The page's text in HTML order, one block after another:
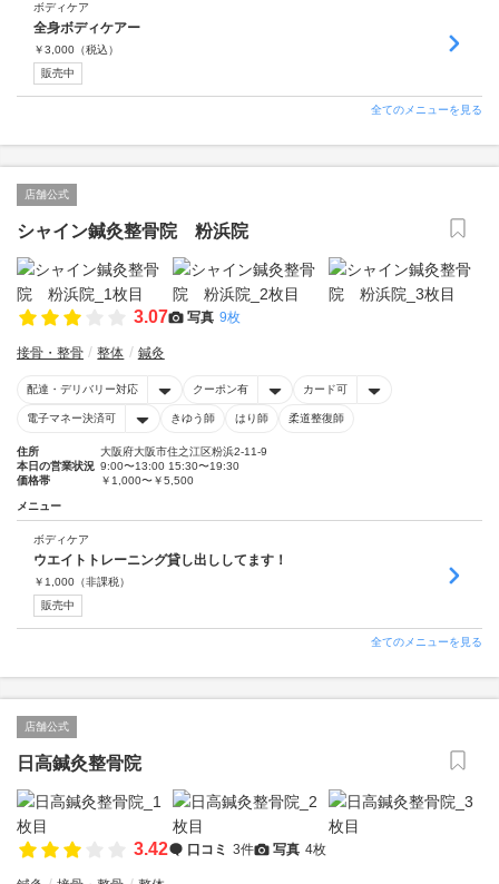
ボディケア
全身ボディケアー
￥3,000 （税込）
販売中
全てのメニューを見る
店舗公式
シャイン鍼灸整骨院 粉浜院
3.07 写真 9枚
接骨・整骨 整体 鍼灸
配達・デリバリー対応 クーポン有 カード可
電子マネー決済可 きゆう師 はり師 柔道整復師
住所
大阪府大阪市住之江区粉浜2-11-9
本日の営業状況 9:00〜13:00 15:30〜19:30
価格帯
￥1,000〜￥5,500
メニュー
ボディケア
ウエイトトレーニング貸し出ししてます！
￥ 1,000 （非課税）
販売中
全てのメニューを見る
店舗公式
日高鍼灸整骨院
3.42 口コミ 3件 写真 4枚